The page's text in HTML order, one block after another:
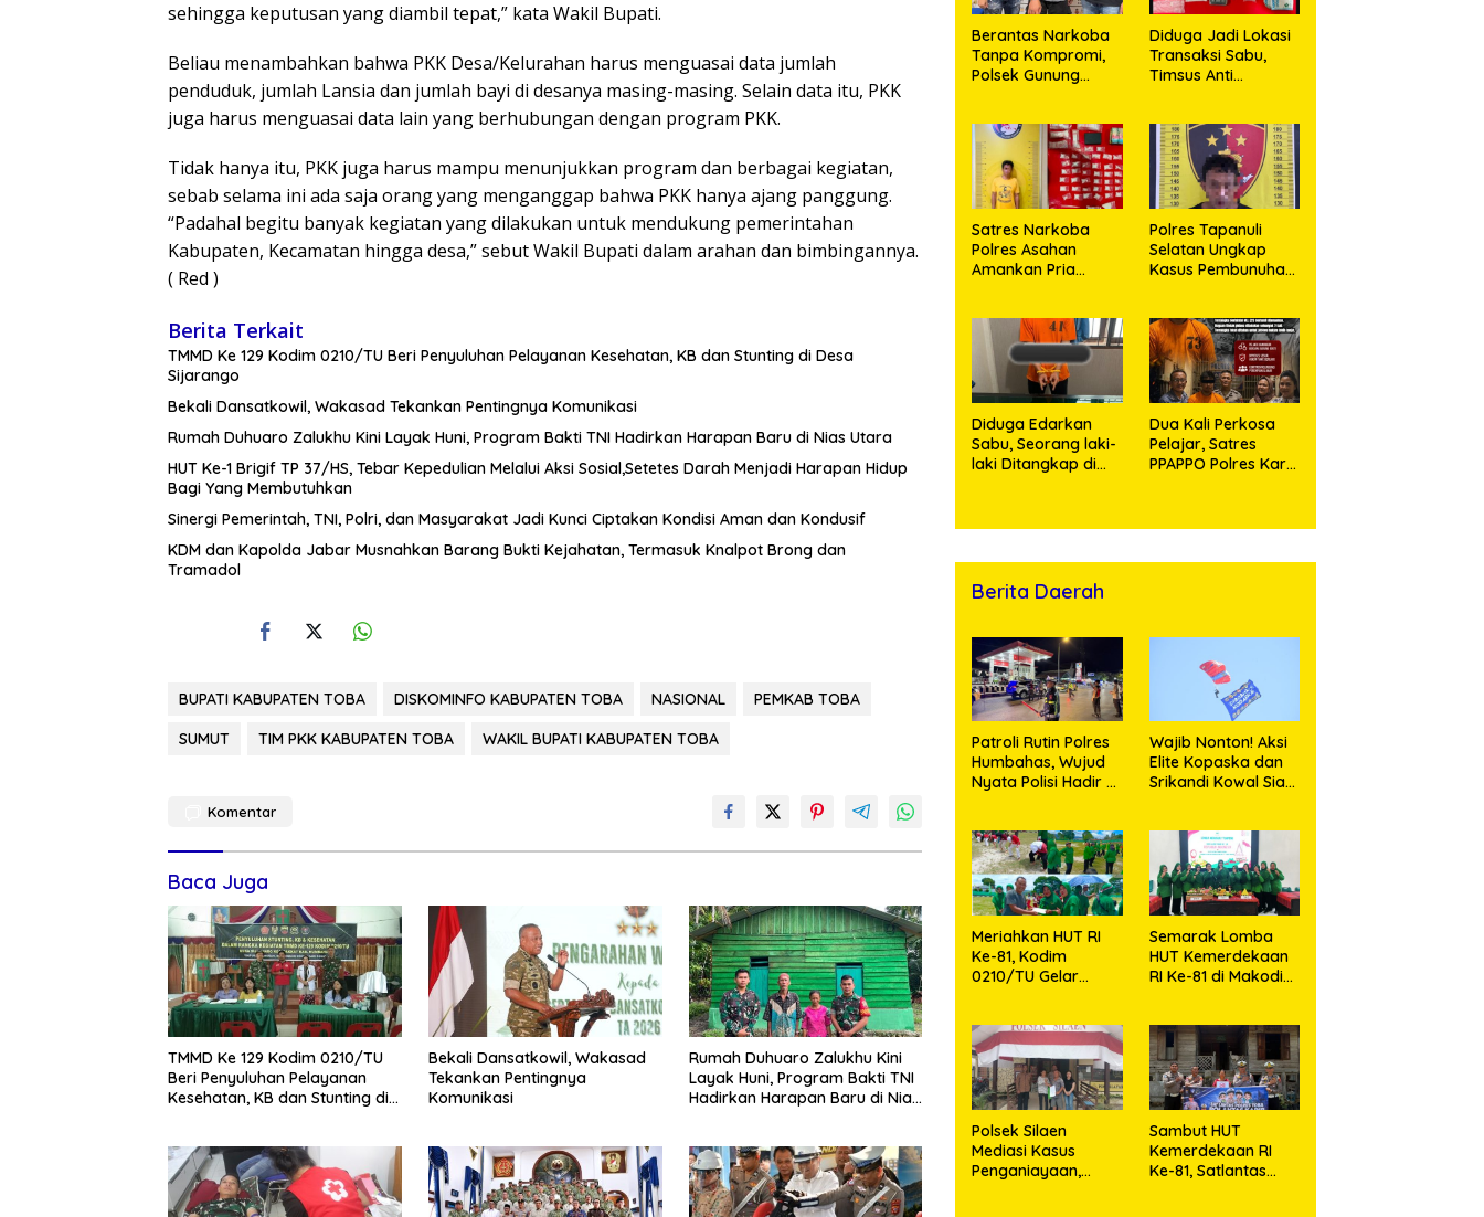
sehingga keputusan yang diambil tepat,” kata Wakil Bupati.
Beliau menambahkan bahwa PKK Desa/Kelurahan harus menguasai data jumlah
penduduk, jumlah Lansia dan jumlah bayi di desanya masing-masing. Selain data itu, PKK
juga harus menguasai data lain yang berhubungan dengan program PKK.
Tidak hanya itu, PKK juga harus mampu menunjukkan program dan berbagai kegiatan,
sebab selama ini ada saja orang yang menganggap bahwa PKK hanya ajang panggung.
“Padahal begitu banyak kegiatan yang dilakukan untuk mendukung pemerintahan
Kabupaten, Kecamatan hingga desa,” sebut Wakil Bupati dalam arahan dan bimbingannya.
( Red )
Berita Terkait
TMMD Ke 129 Kodim 0210/TU Beri Penyuluhan Pelayanan Kesehatan, KB dan Stunting di Desa
Sijarango
Bekali Dansatkowil, Wakasad Tekankan Pentingnya Komunikasi
Rumah Duhuaro Zalukhu Kini Layak Huni, Program Bakti TNI Hadirkan Harapan Baru di Nias Utara
HUT Ke-1 Brigif TP 37/HS, Tebar Kepedulian Melalui Aksi Sosial,Setetes Darah Menjadi Harapan Hidup
Bagi Yang Membutuhkan
Sinergi Pemerintah, TNI, Polri, dan Masyarakat Jadi Kunci Ciptakan Kondisi Aman dan Kondusif
KDM dan Kapolda Jabar Musnahkan Barang Bukti Kejahatan, Termasuk Knalpot Brong dan
Tramadol
BUPATI KABUPATEN TOBA DISKOMINFO KABUPATEN TOBA NASIONAL
PEMKAB TOBA
SUMUT
TIM PKK KABUPATEN TOBA WAKIL BUPATI KABUPATEN TOBA
Komentar
Baca Juga
TMMD Ke 129 Kodim 0210/TU
Beri Penyuluhan Pelayanan
Kesehatan, KB dan Stunting di
Bekali Dansatkowil, Wakasad
Tekankan Pentingnya
Komunikasi
Rumah Duhuaro Zalukhu Kini
Layak Huni, Program Bakti TNI
Hadirkan Harapan Baru di Nias
Berantas Narkoba
Tanpa Kompromi,
Polsek Gunung
Nagori Karangsari
Diduga Jadi Lokasi
Transaksi Sabu,
Timsus Anti
Seorang Pria
dengan Barang
Bukti 63,67 Gram
Sabu
Satres Narkoba
Polres Asahan
Amankan Pria
Bukti
Polres Tapanuli
Selatan Ungkap
Kasus Pembunuhan
Anak, Pelaku
Ditangkap
Diduga Edarkan
Sabu, Seorang laki-
laki Ditangkap di
Klip
Dua Kali Perkosa
Pelajar, Satres
PPAPPO Polres Karo
Berita Daerah
Patroli Rutin Polres
Humbahas, Wujud
Nyata Polisi Hadir di
Wajib Nonton! Aksi
Elite Kopaska dan
Srikandi Kowal Siap
Meriahkan HUT RI
Ke-81, Kodim
0210/TU Gelar
Semarak Lomba
HUT Kemerdekaan
RI Ke-81 di Makodim
Polsek Silaen
Mediasi Kasus
Penganiayaan,
Sambut HUT
Kemerdekaan RI
Ke-81, Satlantas